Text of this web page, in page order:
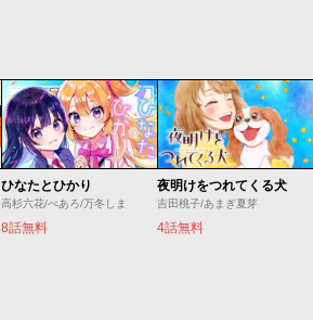
ひなたとひかり
高杉六花/べあろ/万冬しま
8話無料
夜明けをつれてくる犬
吉田桃子/あまぎ夏芽
4話無料